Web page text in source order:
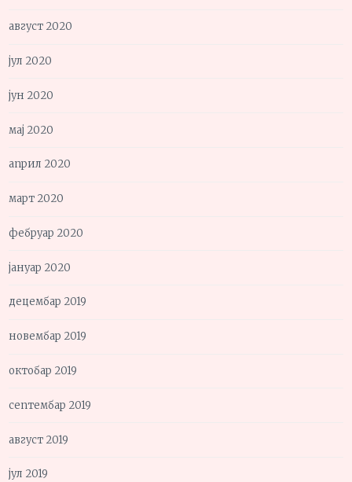
август 2020
јул 2020
јун 2020
мај 2020
април 2020
март 2020
фебруар 2020
јануар 2020
децембар 2019
новембар 2019
октобар 2019
септембар 2019
август 2019
јул 2019